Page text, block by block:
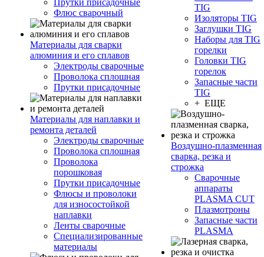
Прутки присадочные
Флюс сварочный
Материалы для сварки
алюминия и его сплавов
Электроды сварочные
Проволока сплошная
Прутки присадочные
Материалы для наплавки и
ремонта деталей
Электроды сварочные
Проволока сплошная
Проволока
порошковая
Прутки присадочные
Флюсы и проволоки
для износостойкой
наплавки
Ленты сварочные
Специализированные
материалы
TIG
Изоляторы TIG
Заглушки TIG
Наборы для TIG
горелки
Головки TIG
горелок
Запасные части
TIG
+ ЕЩЕ
Воздушно-плазменная
сварка, резка и
строжка
Сварочные
аппараты
PLASMA CUT
Плазмотроны
Запасные части
PLASMA